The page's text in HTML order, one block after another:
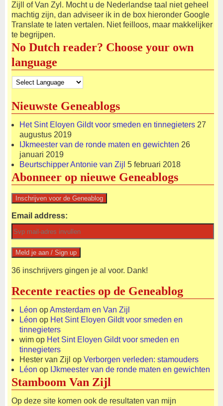
Zijll of Van Zyl. Mocht u de Nederlandse taal niet geheel
machtig zijn, dan adviseer ik in de box hieronder Google
Translate te laten vertalen. Niet feilloos, maar makkelijker
te begrijpen.
No Dutch reader? Choose your own
language
Nieuwste Geneablogs
Het Sint Eloyen Gildt voor smeden en tinnegieters 27
augustus 2019
IJkmeester van de ronde maten en gewichten 26
januari 2019
Beurtschipper Antonie van Zijl 5 februari 2018
Abonneer op nieuwe Geneablogs
Email address:
36 inschrijvers gingen je al voor. Dank!
Recente reacties op de Geneablog
Léon opAmsterdam en Van Zijl
Léon op Het Sint Eloyen Gildt voor smeden en
tinnegieters
wim op Het Sint Eloyen Gildt voor smeden en
tinnegieters
Hester van Zijl op Verborgen verleden: stamouders
Léon op IJkmeester van de ronde maten en gewichten
Stamboom Van Zijl
Op deze site komen ook de resultaten van mijn